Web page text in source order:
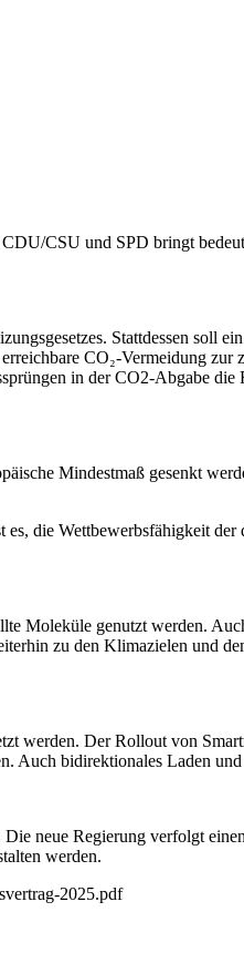
CSU und SPD bringt
Stattdessen soll
CO₂-Vermeidung zur
in der CO2-Abgabe die
Mindestmaß gesenkt
die Wettbewerbsfähigkeit
Moleküle genutzt werden.
zu den Klimazielen und
werden. Der Rollout von
Auch bidirektionales Laden
neue Regierung verfolgt
werden.
2025.pdf